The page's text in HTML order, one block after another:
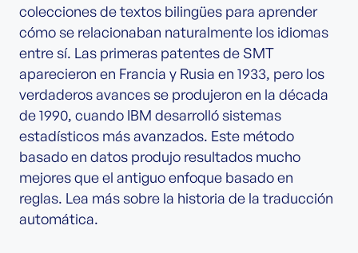
colecciones de textos bilingües para aprender
cómo se relacionaban naturalmente los idiomas
entre sí. Las primeras patentes de SMT
aparecieron en Francia y Rusia en 1933, pero los
verdaderos avances se produjeron en la década
de 1990, cuando IBM desarrolló sistemas
estadísticos más avanzados. Este método
basado en datos produjo resultados mucho
mejores que el antiguo enfoque basado en
reglas. Lea más sobre la historia de la traducción
automática.